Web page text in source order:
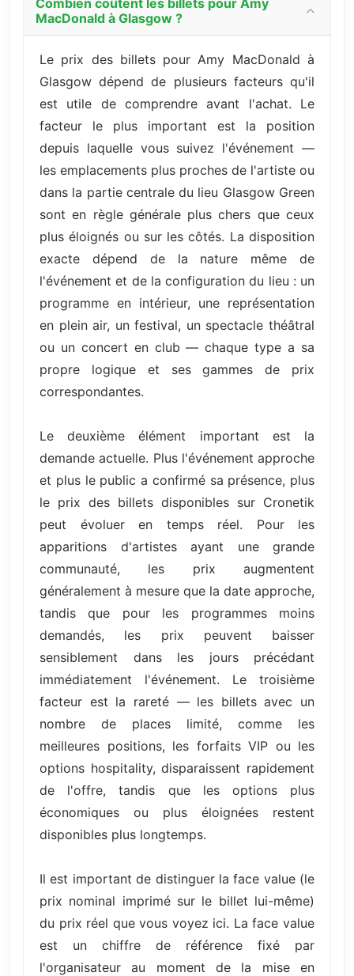
Combien coûtent les billets pour Amy
MacDonald à Glasgow ?
Le prix des billets pour Amy MacDonald à
Glasgow dépend de plusieurs facteurs qu'il
est utile de comprendre avant l'achat. Le
facteur le plus important est la position
depuis laquelle vous suivez l'événement —
les emplacements plus proches de l'artiste ou
dans la partie centrale du lieu Glasgow Green
sont en règle générale plus chers que ceux
plus éloignés ou sur les côtés. La disposition
exacte dépend de la nature même de
l'événement et de la configuration du lieu : un
programme en intérieur, une représentation
en plein air, un festival, un spectacle théâtral
ou un concert en club — chaque type a sa
propre logique et ses gammes de prix
correspondantes.
Le deuxième élément important est la
demande actuelle. Plus l'événement approche
et plus le public a confirmé sa présence, plus
le prix des billets disponibles sur Cronetik
peut évoluer en temps réel. Pour les
apparitions d'artistes ayant une grande
communauté, les prix augmentent
généralement à mesure que la date approche,
tandis que pour les programmes moins
demandés, les prix peuvent baisser
sensiblement dans les jours précédant
immédiatement l'événement. Le troisième
facteur est la rareté — les billets avec un
nombre de places limité, comme les
meilleures positions, les forfaits VIP ou les
options hospitality, disparaissent rapidement
de l'offre, tandis que les options plus
économiques ou plus éloignées restent
disponibles plus longtemps.
Il est important de distinguer la face value (le
prix nominal imprimé sur le billet lui-même)
du prix réel que vous voyez ici. La face value
est un chiffre de référence fixé par
l'organisateur au moment de la mise en